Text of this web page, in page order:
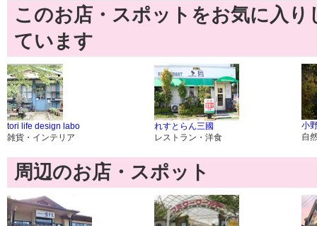
このお店・スポットをお気に入
ています
tori life design labo
雑貨・インテリア
れすとらん三國
レストラン・洋食
小
自
周辺のお店・スポット